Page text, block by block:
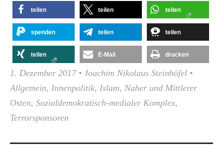
teilen teilen teilen
spenden teilen teilen
teilen E-Mail drucken
1. Dezember 2017• Joachim Nikolaus Steinhöfel •
Allgemein, Innenpolitik, Islam, Naher und Mittlerer
Osten, Sozialdemokratisch-medialer Komplex,
Terrorsponsoren